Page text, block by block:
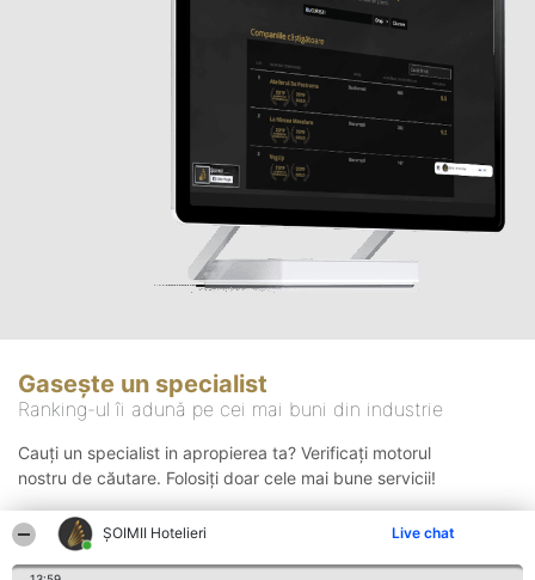
ȘOIMII Hotelieri Live chat
Gasește un specialist
Ranking-ul îi adună pe cei mai buni din industrie
Cauți un specialist in apropierea ta? Verificați motorul
nostru de căutare. Folosiți doar cele mai bune servicii!